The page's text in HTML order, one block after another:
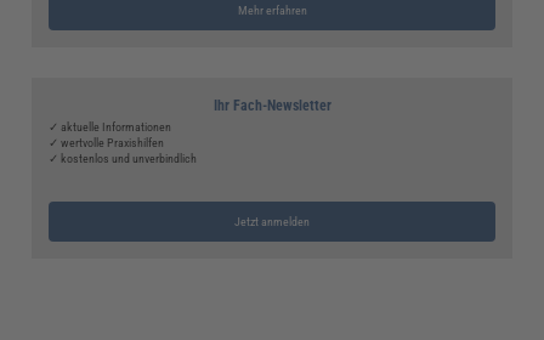
Mehr erfahren
Ihr Fach-Newsletter
✓ aktuelle Informationen
✓ wertvolle Praxishilfen
✓ kostenlos und unverbindlich
Jetzt anmelden